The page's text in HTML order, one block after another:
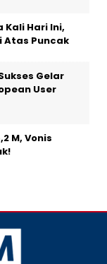
Kali Hari Ini,
Atas Puncak
Gelar
User
M, Vonis